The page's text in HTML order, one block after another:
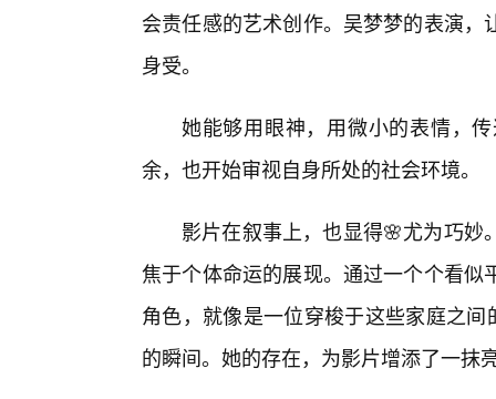
会责任感的艺术创作。吴梦梦的表演
身受。
她能够用眼神，用微小的表情，
余，也开始审视自身所处的社会环境。
影片在叙事上，也显得🌸尤为巧
焦于个体命运的展现。通过一个个看
角色，就像是一位穿梭于这些家庭之
的瞬间。她的存在，为影片增添了一抹